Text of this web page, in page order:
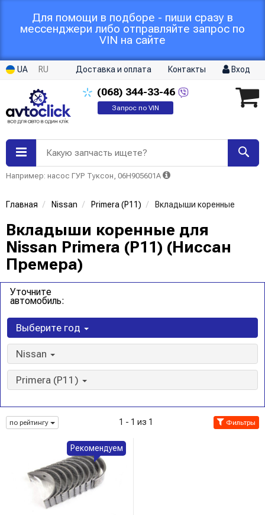
Для помощи в подборе - пиши сразу в
мессенджери либо отправляйте запрос по
VIN на сайте
UA RU Доставка и оплата Контакты Вход
(068) 344-33-46
Запрос по VIN
Какую запчасть ищете?
Например: насос ГУР Туксон, 06H905601A
Главная Nissan Primera (P11) Вкладыши коренные
Вкладыши коренные для
Nissan Primera (P11) (Ниссан
Премера)
Уточните
автомобиль:
Выберите год
Nissan
Primera (P11)
по рейтингу 1 - 1 из 1 Фильтры
Рекомендуем